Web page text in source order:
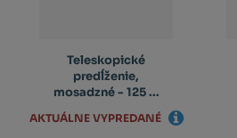
Teleskopické
predĺženie,
mosadzné - 125 ...
AKTUÁLNE VYPREDANÉ